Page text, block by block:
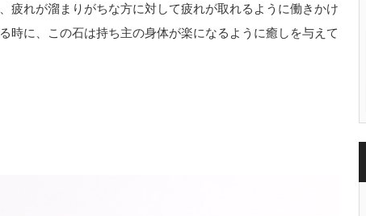
疲れが溜まりがちな方に対して疲れが取れるように働きかけ
時に、この石は持ち主の身体が楽になるように癒しを与えて